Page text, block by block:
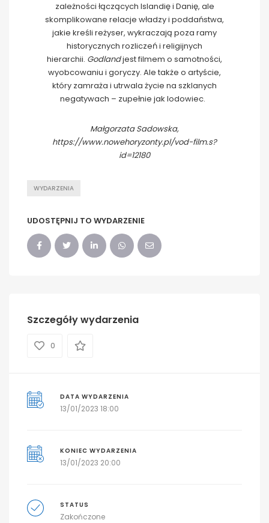
zależności łączących Islandię i Danię, ale
skomplikowane relacje władzy i poddaństwa,
jakie kreśli reżyser, wykraczają poza ramy
historycznych rozliczeń i religijnych
hierarchii. Godlandjest filmem o samotności,
wyobcowaniu i goryczy. Ale także o artyście,
który zamraża i utrwala życie na szklanych
negatywach – zupełnie jak lodowiec.
Małgorzata Sadowska,
https://www.nowehoryzonty.pl/vod-film.s?
id=12180
WYDARZENIA
UDOSTĘPNIJ TO WYDARZENIE
Szczegóły wydarzenia
0
DATA WYDARZENIA
13/01/2023 18:00
KONIEC WYDARZENIA
13/01/2023 20:00
STATUS
Zakończone